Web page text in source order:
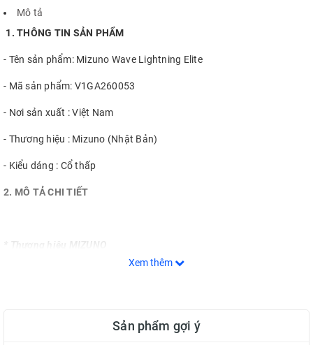
Mô tả
1. THÔNG TIN SẢN PHẨM
- Tên sản phẩm: Mizuno Wave Lightning Elite
- Mã sản phẩm: V1GA260053
- Nơi sản xuất : Việt Nam
- Thương hiệu : Mizuno (Nhật Bản)
- Kiểu dáng : Cổ thấp
2. MÔ TẢ CHI TIẾT
* Thương hiệu MIZUNO
định trong giới thể thao với các hợp đồng tài trợ béo bở dành cho các
Xem thêm
Sản phẩm gợi ý